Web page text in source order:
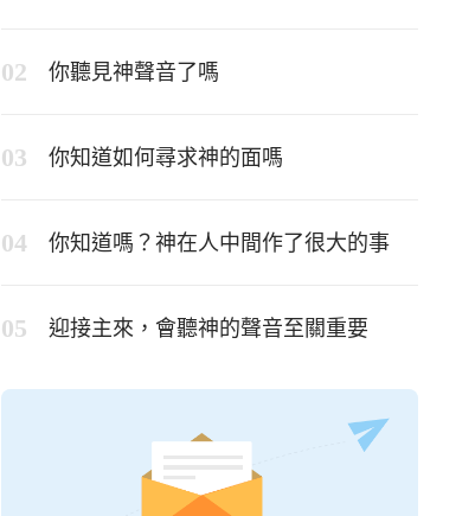
你聽見神聲音了嗎
你知道如何尋求神的面嗎
你知道嗎？神在人中間作了很大的事
迎接主來，會聽神的聲音至關重要